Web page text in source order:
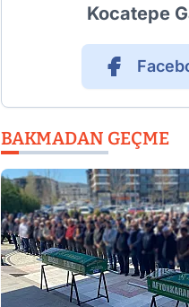
Kocatepe
BAKMADAN GEÇME